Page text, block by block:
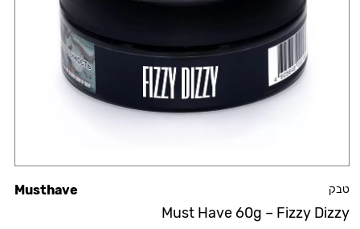
טבק
Must Have 60g – Fizzy Dizzy
Musthave